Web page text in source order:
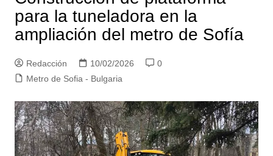
para la tuneladora en la
ampliación del metro de Sofía
Redacción 10/02/2026
0
Metro de Sofia - Bulgaria